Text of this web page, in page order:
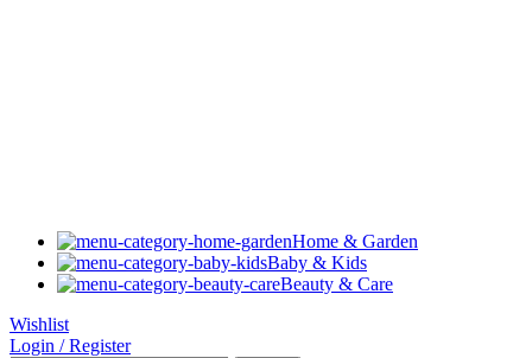
Home & Garden
Baby & Kids
Beauty & Care
Wishlist
Login / Register